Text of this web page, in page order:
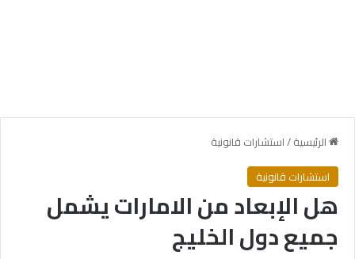
الرئيسية/استشارات قانونية
استشارات قانونية
هل الإبعاد من الامارات يشمل
جميع دول الخليج